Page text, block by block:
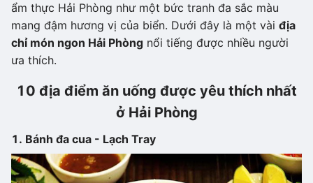
ẩm thực Hải Phòng như một bức tranh đa sắc màu
mang đậm hương vị của biển. Dưới đây là một vài địa
chỉ món ngon Hải Phòng nổi tiếng được nhiều người
ưa thích.
10 địa điểm ăn uống được yêu thích nhất
ở Hải Phòng
1. Bánh đa cua - Lạch Tray